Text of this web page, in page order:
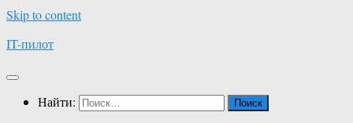
Skip to content
IT-пилот
Найти: